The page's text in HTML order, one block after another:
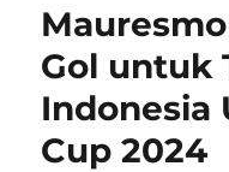
Gol untuk
Indonesia
Cup 2024